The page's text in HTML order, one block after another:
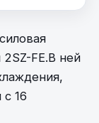
2SZ-FE.В ней
16